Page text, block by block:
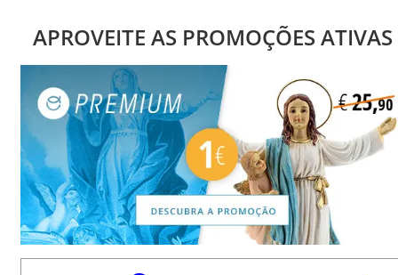
APROVEITE AS PROMOÇÕES ATIVAS